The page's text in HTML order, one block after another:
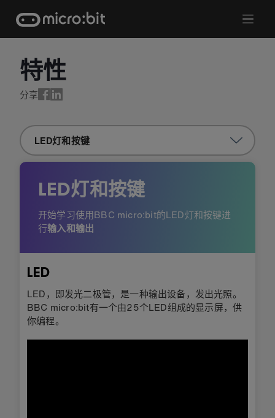
content
特性: LED灯和按键
特性
分享
LED灯和按键
LED灯和按键
开始学习使用BBC micro:bit的LED灯和按键进
行输入和输出
LED
LED，即发光二极管，是一种输出设备，发出光照。
BBC micro:bit有一个由25个LED组成的显示屏，供
你编程。